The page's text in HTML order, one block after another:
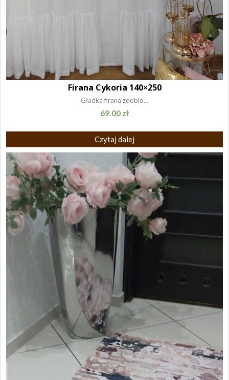
Firana Cykoria 140×250
Gładka firana zdobio...
69.00 zł
Czytaj dalej